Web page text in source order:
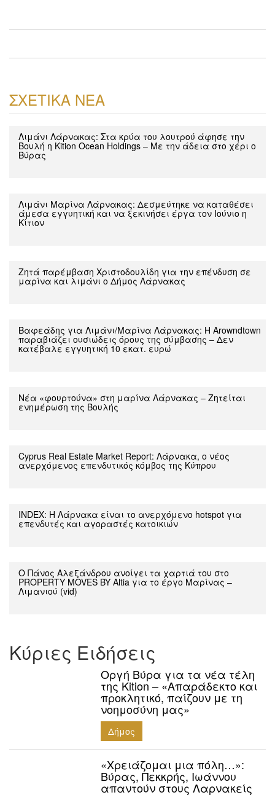
ΣΧΕΤΙΚΑ ΝΕΑ
Λιμάνι Λάρνακας: Στα κρύα του λουτρού άφησε την
Βουλή η Kition Ocean Holdings – Με την άδεια στο χέρι ο
Βύρας
Λιμάνι Μαρίνα Λάρνακας: Δεσμεύτηκε να καταθέσει
άμεσα εγγυητική και να ξεκινήσει έργα τον Ιούνιο η
Κίτιον
Ζητά παρέμβαση Χριστοδουλίδη για την επένδυση σε
μαρίνα και λιμάνι ο Δήμος Λάρνακας
Βαφεάδης για Λιμάνι/Μαρίνα Λάρνακας: Η Arowndtown
παραβιάζει ουσιώδεις όρους της σύμβασης – Δεν
κατέβαλε εγγυητική 10 εκατ. ευρώ
Νέα «φουρτούνα» στη μαρίνα Λάρνακας – Ζητείται
ενημέρωση της Βουλής
Cyprus Real Estate Market Report: Λάρνακα, ο νέος
ανερχόμενος επενδυτικός κόμβος της Κύπρου
INDEX: Η Λάρνακα είναι το ανερχόμενο hotspot για
επενδυτές και αγοραστές κατοικιών
Ο Πάνος Αλεξάνδρου ανοίγει τα χαρτιά του στο
PROPERTY MOVES BY Altia για το έργο Μαρίνας –
Λιμανιού (vid)
Κύριες Ειδήσεις
Οργή Βύρα για τα νέα τέλη
της Kition – «Απαράδεκτο και
προκλητικό, παίζουν με τη
νοημοσύνη μας»
Δήμος
«Χρειάζομαι μια πόλη…»:
Βύρας, Πεκκρής, Ιωάννου
απαντούν στους Λαρνακείς